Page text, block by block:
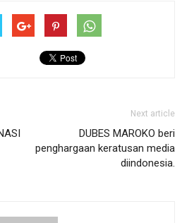
Next article
DUBES MAROKO beri
penghargaan keratusan media
diindonesia.